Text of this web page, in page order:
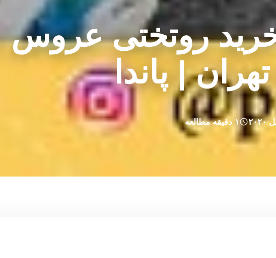
روتختی عروس |
| پاندا
۱ دقیقه مطالعه